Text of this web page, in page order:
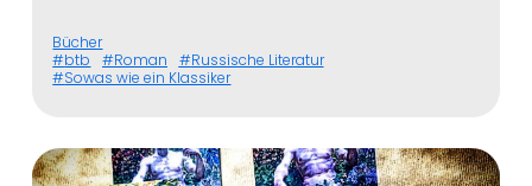
Bücher
btb
Roman
Russische Literatur
Sowas wie ein Klassiker